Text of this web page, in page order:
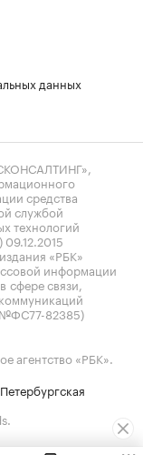
данных
средства
службой
технологий
«РБК»
информации
сфере связи,
№ФС77-82385)
агентство «РБК».